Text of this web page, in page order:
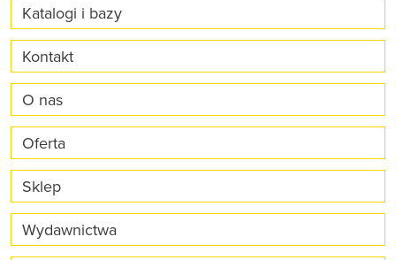
Katalogi i bazy
Kontakt
O nas
Oferta
Sklep
Wydawnictwa